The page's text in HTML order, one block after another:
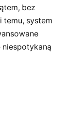
bez
temu, system
niespotykaną